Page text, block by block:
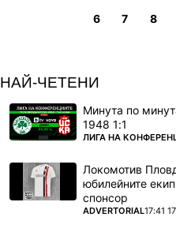
6 7 8
НАЙ-ЧЕТЕНИ
Минута по
1948 1:1
ПОВЕЧЕ ОТ
ЛИГА НА
Локомотив
юбилейните
спонсор
ПОВЕЧЕ ОТ
ADVERTORIAL17:41